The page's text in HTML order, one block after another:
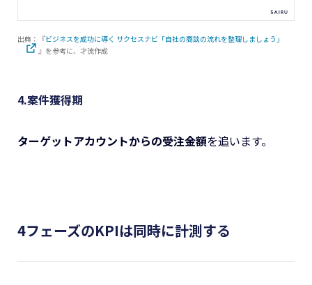
出典：『ビジネスを成功に導く サクセスナビ「自社の商談の流れを整理しましょう」
』を参考に、才流作成
4.案件獲得期
ターゲットアカウントからの受注金額を追います。
4フェーズのKPIは同時に計測する